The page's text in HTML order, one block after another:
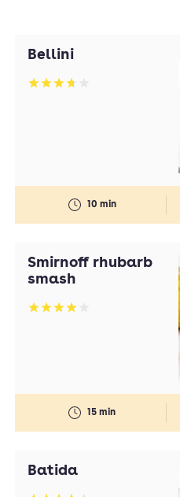
Bellini
Betyg: 3.7 av 5
10 min
Smirnoff rhubarb
smash
Betyg: 3.95 av 5
15 min
Batida